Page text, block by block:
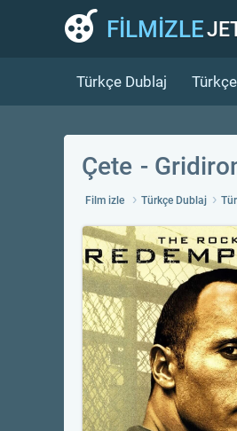
FİLMİZLE
Türkçe Dublaj Türkçe
Çete
Film izle Türkçe Dublaj